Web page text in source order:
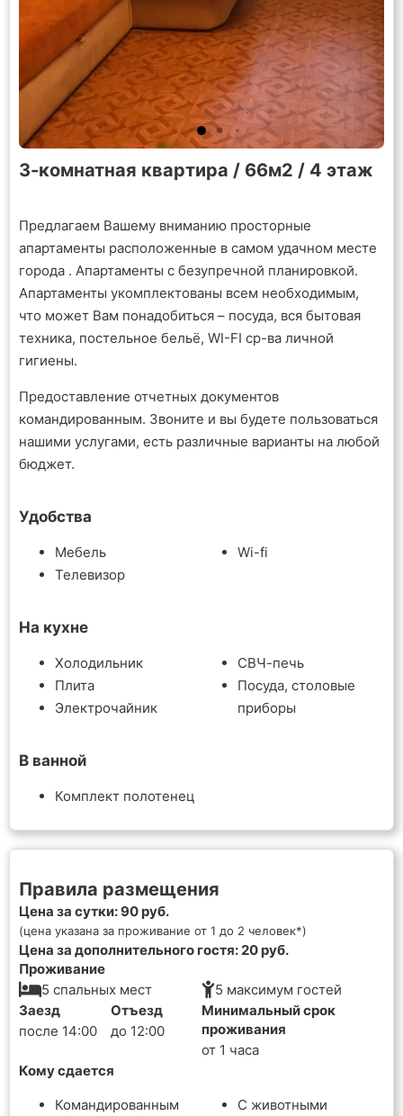
3-комнатная квартира / 66м2 / 4 этаж
Предлагаем Вашему вниманию просторные
апартаменты расположенные в самом удачном месте
города . Апартаменты с безупречной планировкой.
Апартаменты укомплектованы всем необходимым,
что может Вам понадобиться – посуда, вся бытовая
техника, постельное бельё, WI-FI ср-ва личной
гигиены.
Предоставление отчетных документов
командированным. Звоните и вы будете пользоваться
нашими услугами, есть различные варианты на любой
бюджет.
Удобства
Мебель
Телевизор
Wi-fi
На кухне
Холодильник
Плита
Электрочайник
СВЧ-печь
Посуда, столовые
приборы
В ванной
Комплект полотенец
Правила размещения
Цена за сутки: 90 руб.
(цена указана за проживание от 1 до 2 человек*)
Цена за дополнительного гостя: 20 руб.
Проживание
5 спальных мест
5 максимум гостей
Заезд
после 14:00
Отъезд
до 12:00
Минимальный срок
проживания
от 1 часа
Кому сдается
Командированным
С животными